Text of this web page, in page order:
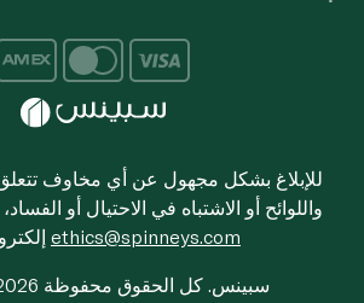
للإبلاغ بشكل مجهول عن أي مخاوف تتعلق
واللوائح أو الاشتباه في الاحتيال أو
ethics@spinneys.com
© 2020-2026 سبينس. كل الحقوق محفوظة